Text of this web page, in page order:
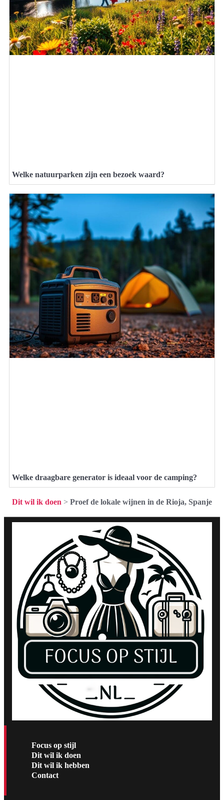
Welke natuurparken zijn een bezoek waard?
Welke draagbare generator is ideaal voor de camping?
Dit wil ik doen > Proef de lokale wijnen in de Rioja, Spanje
Focus op stijl
Dit wil ik doen
Dit wil ik hebben
Contact